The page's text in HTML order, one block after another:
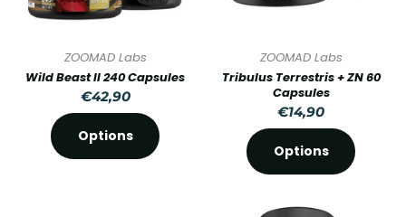
ZOOMAD Labs
Wild Beast II 240 Capsules
€42,90
Options
ZOOMAD Labs
Tribulus Terrestris + ZN 60
Capsules
€14,90
Options